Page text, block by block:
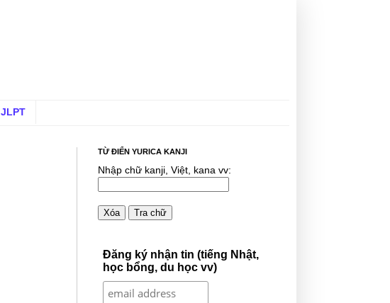
JLPT
TỪ ĐIỂN YURICA KANJI
Nhập chữ kanji, Việt, kana vv:
Xóa Tra chữ
Đăng ký nhận tin (tiếng Nhật,
học bổng, du học vv)